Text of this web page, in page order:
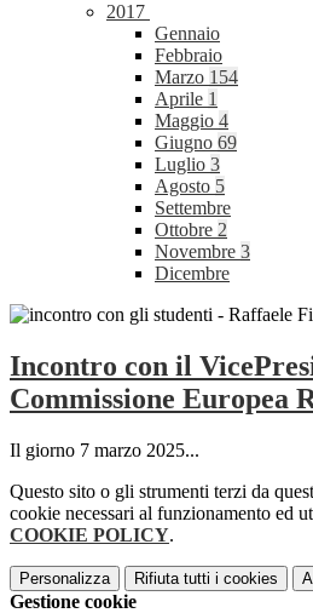
2017
Gennaio
Febbraio
Marzo 154
Aprile 1
Maggio 4
Giugno 69
Luglio 3
Agosto 5
Settembre
Ottobre 2
Novembre 3
Dicembre
Incontro con il
Commissione Europea
Il giorno 7 marzo 2025...
Questo sito o gli strumenti terzi da
cookie necessari al funzionamento ed
COOKIE POLICY.
Personalizza Rifiuta tutti i cookies
Gestione cookie